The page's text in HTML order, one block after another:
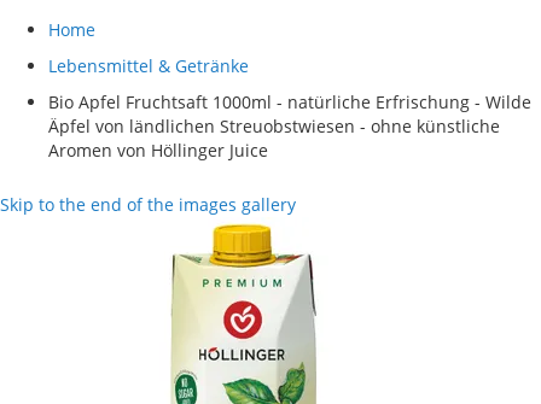
Home
Lebensmittel & Getränke
Bio Apfel Fruchtsaft 1000ml - natürliche Erfrischung - Wilde
Äpfel von ländlichen Streuobstwiesen - ohne künstliche
Aromen von Höllinger Juice
Skip to the end of the images gallery